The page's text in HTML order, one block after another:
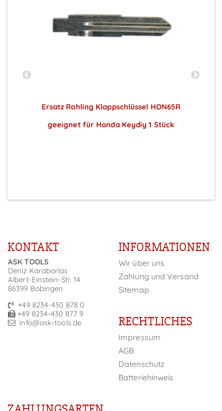
Ersatz Rohling Klappschlüssel HON65R
geeignet für Honda Keydiy 1 Stück
KONTAKT
ASK TOOLS
Deniz Karabarlas
Albert-Einstein-Str. 14
86399 Bobingen
+49 8234-430 878 0
+49 8234-430 877 9
info@ask-tools.de
INFORMATIONEN
Wir über uns
Zahlung und Versand
Sitemap
RECHTLICHES
Impressum
AGB
Datenschutz
Batteriehinweis